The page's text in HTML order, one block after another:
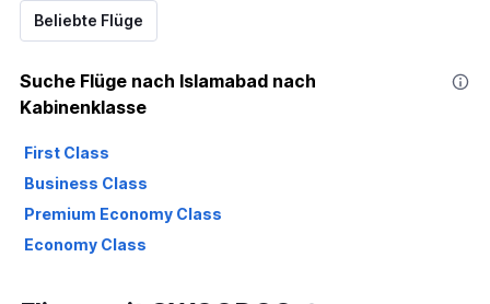
Beliebte Flüge
Suche Flüge nach Islamabad nach
Kabinenklasse
First Class
Business Class
Premium Economy Class
Economy Class